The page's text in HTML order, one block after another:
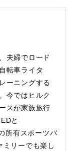
夫婦でロード
転車ライタ
ーニングする
今ではヒルク
スが家族旅行
と
所有スポーツバ
ミリーでも楽し